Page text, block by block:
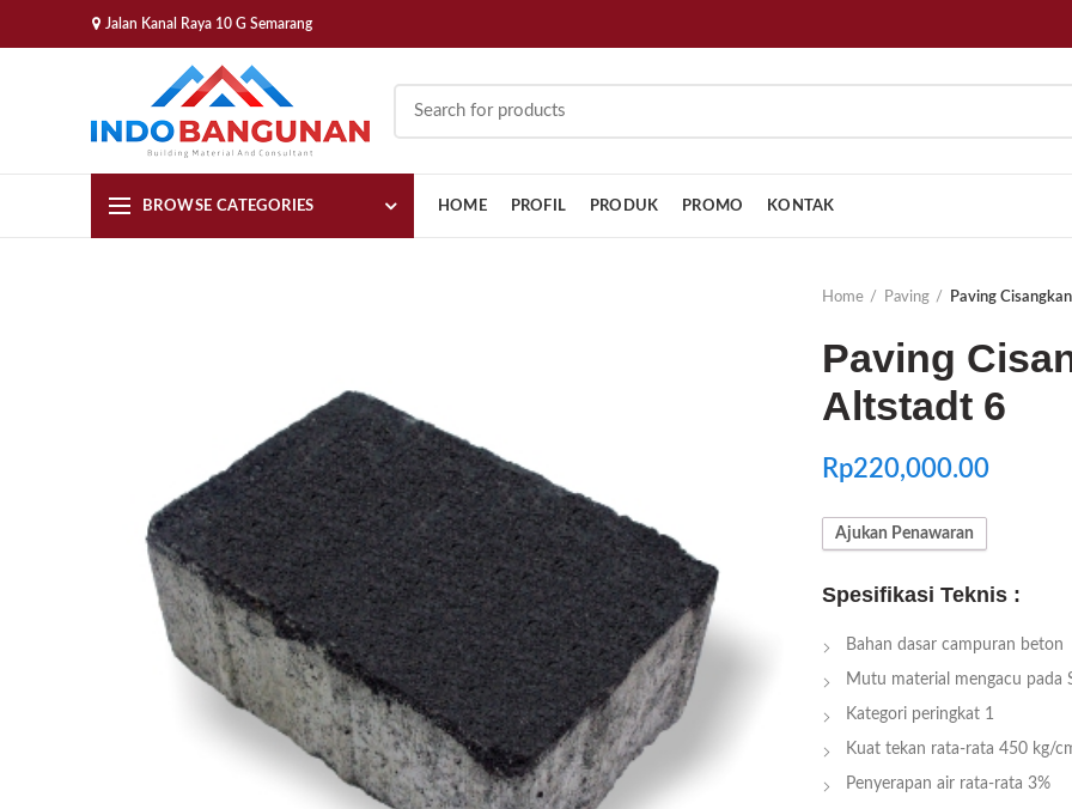
Jalan Kanal Raya 10 G Semarang
BROWSE CATEGORIES HOME PROFIL PRODUK PROMO KONTAK
Home Paving Paving
Paving
Altstadt 6
Rp220,000.00
Ajukan Penawaran
Spesifikasi Teknis :
Bahan dasar campuran beton
Mutu material mengacu pada
Kategori peringkat 1
Kuat tekan rata-rata 450 kg/
Penyerapan air rata-rata 3%